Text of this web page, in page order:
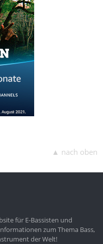
▲ nach oben
für E-Bassisten und
zum Thema Bass,
der Welt!